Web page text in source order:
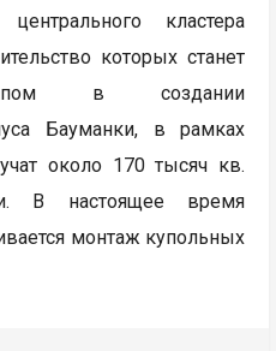
кластера
которых станет
в создании
Бауманки, в рамках
около 170 тысяч кв.
В настоящее время
монтаж купольных